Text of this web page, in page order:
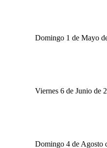
Domingo 1 de Mayo
Viernes 6 de Junio de
Domingo 4 de Agosto